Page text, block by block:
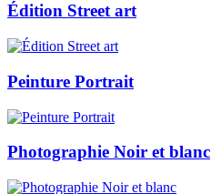
Édition Street art
Peinture Portrait
Photographie Noir et blanc